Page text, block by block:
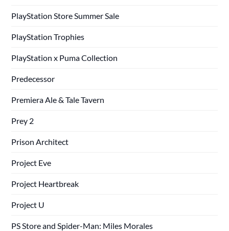
PlayStation Store Summer Sale
PlayStation Trophies
PlayStation x Puma Collection
Predecessor
Premiera Ale & Tale Tavern
Prey 2
Prison Architect
Project Eve
Project Heartbreak
Project U
PS Store and Spider-Man: Miles Morales